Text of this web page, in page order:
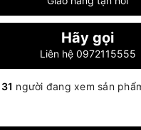
Hãy gọi
Liên hệ 0972115555
31 người đang xem sản